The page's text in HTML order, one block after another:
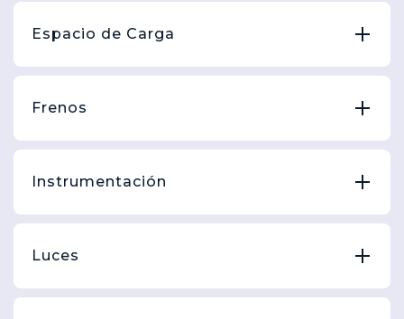
Espacio de Carga
Frenos
Instrumentación
Luces